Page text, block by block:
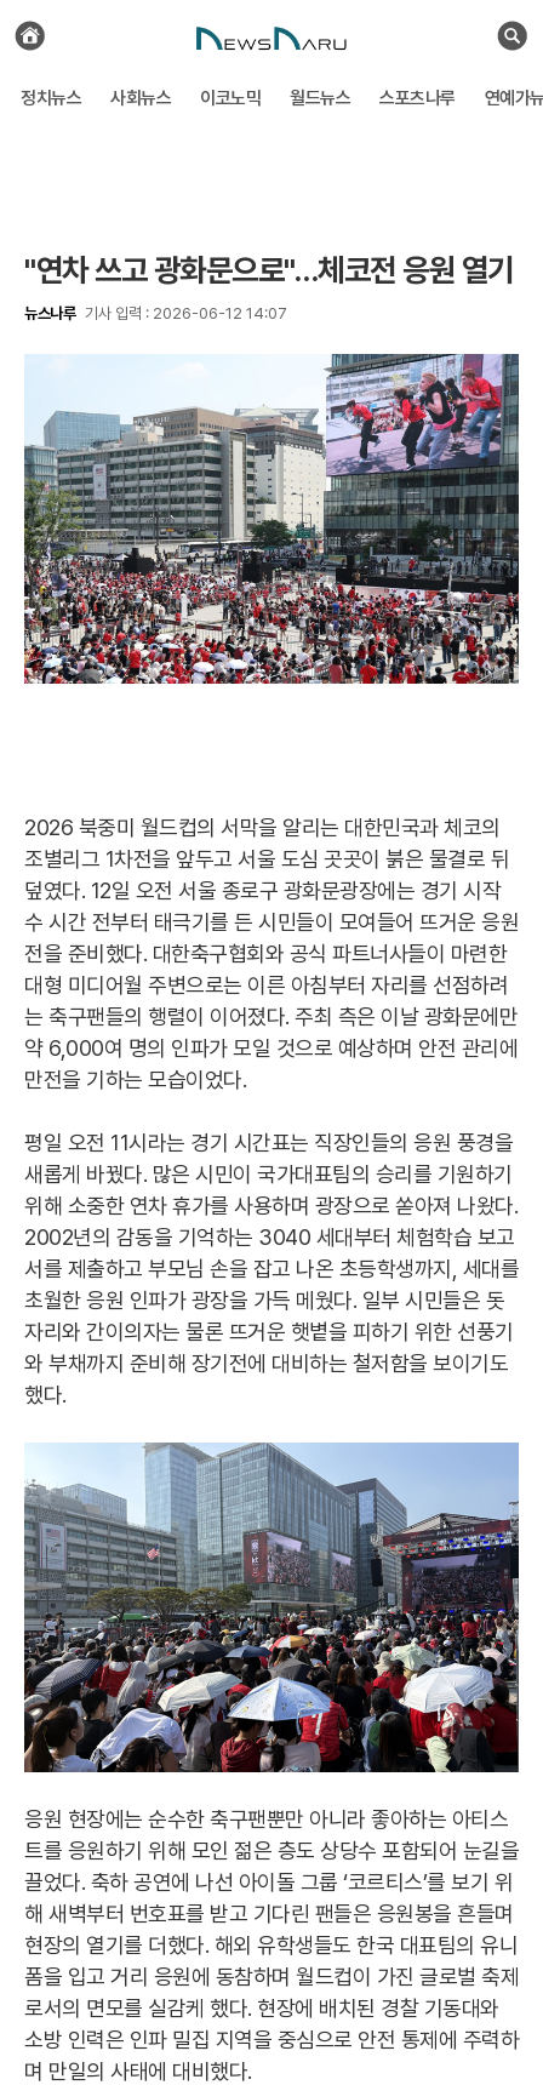
검
전
체
보
정치뉴스 사회뉴스 이코노믹 월드뉴스 스포츠나루 연예가
"연차 쓰고 광화문으로"…체코전 응원 열기
뉴스나루 기사 입력 : 2026-06-12 14:07
2026 북중미 월드컵의 서막을 알리는 대한민국과 체코의
조별리그 1차전을 앞두고 서울 도심 곳곳이 붉은 물결로 뒤
덮였다. 12일 오전 서울 종로구 광화문광장에는 경기 시작
수 시간 전부터 태극기를 든 시민들이 모여들어 뜨거운 응원
전을 준비했다. 대한축구협회와 공식 파트너사들이 마련한
대형 미디어월 주변으로는 이른 아침부터 자리를 선점하려
는 축구팬들의 행렬이 이어졌다. 주최 측은 이날 광화문에만
약 6,000여 명의 인파가 모일 것으로 예상하며 안전 관리에
만전을 기하는 모습이었다.
평일 오전 11시라는 경기 시간표는 직장인들의 응원 풍경을
새롭게 바꿨다. 많은 시민이 국가대표팀의 승리를 기원하기
위해 소중한 연차 휴가를 사용하며 광장으로 쏟아져 나왔다.
2002년의 감동을 기억하는 3040 세대부터 체험학습 보고
서를 제출하고 부모님 손을 잡고 나온 초등학생까지, 세대를
초월한 응원 인파가 광장을 가득 메웠다. 일부 시민들은 돗
자리와 간이의자는 물론 뜨거운 햇볕을 피하기 위한 선풍기
와 부채까지 준비해 장기전에 대비하는 철저함을 보이기도
했다.
응원 현장에는 순수한 축구팬뿐만 아니라 좋아하는 아티스
트를 응원하기 위해 모인 젊은 층도 상당수 포함되어 눈길을
끌었다. 축하 공연에 나선 아이돌 그룹 ‘코르티스’를 보기 위
해 새벽부터 번호표를 받고 기다린 팬들은 응원봉을 흔들며
현장의 열기를 더했다. 해외 유학생들도 한국 대표팀의 유니
폼을 입고 거리 응원에 동참하며 월드컵이 가진 글로벌 축제
로서의 면모를 실감케 했다. 현장에 배치된 경찰 기동대와
소방 인력은 인파 밀집 지역을 중심으로 안전 통제에 주력하
며 만일의 사태에 대비했다.